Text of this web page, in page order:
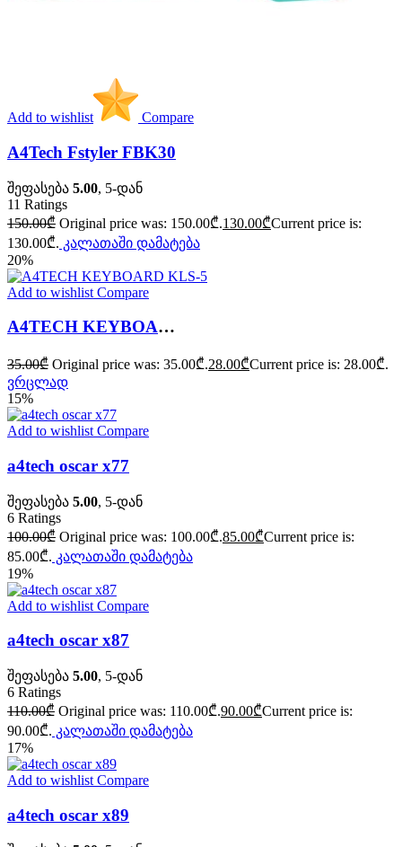
Add to wishlist Compare
A4Tech Fstyler FBK30
შეფასება 5.00, 5-დან
11 Ratings
150.00₾ Original price was: 150.00₾.130.00₾Current price is:
130.00₾. კალათაში დამატება
20%
Add to wishlist Compare
A4TECH KEYBOARD KLS-5
35.00₾ Original price was: 35.00₾.28.00₾Current price is: 28.00₾.
ვრცლად
15%
Add to wishlist Compare
a4tech oscar x77
შეფასება 5.00, 5-დან
6 Ratings
100.00₾ Original price was: 100.00₾.85.00₾Current price is:
85.00₾. კალათაში დამატება
19%
Add to wishlist Compare
a4tech oscar x87
შეფასება 5.00, 5-დან
6 Ratings
110.00₾ Original price was: 110.00₾.90.00₾Current price is:
90.00₾. კალათაში დამატება
17%
Add to wishlist Compare
a4tech oscar x89